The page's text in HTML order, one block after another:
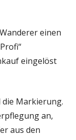
einen
eingelöst
die Markierung.
an,
aus den